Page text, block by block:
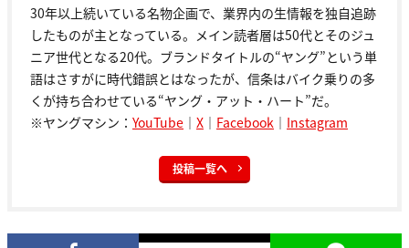
30年以上続いている名物企画で、業界内の生情報を独自追跡
したものが主となっている。メイン読者層は50代とそのジュ
ニア世代となる20代。ブランドタイトルの“ヤング”という単
語はさすがに時代錯誤とはなったが、信条はバイク乗りの多
くが持ち合わせている“ヤング・アット・ハート”だ。
※ヤングマシン： YouTube ｜ X ｜ Facebook ｜ Instagram
投稿一覧へ